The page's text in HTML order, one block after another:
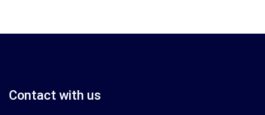
Contact with us